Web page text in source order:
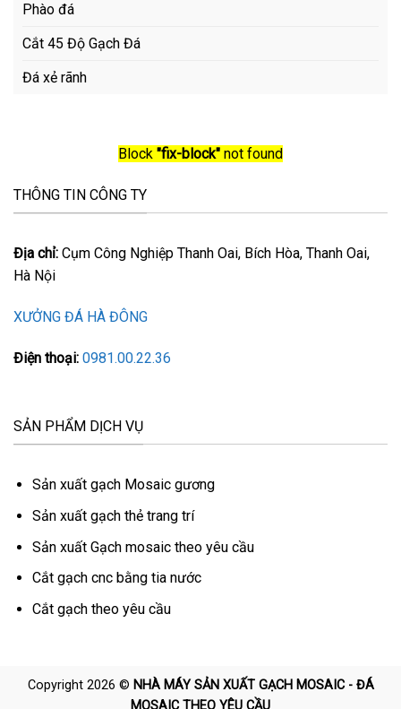
Phào đá
Cắt 45 Độ Gạch Đá
Đá xẻ rãnh
Block "fix-block" not found
THÔNG TIN CÔNG TY
Địa chỉ: Cụm Công Nghiệp Thanh Oai, Bích Hòa, Thanh Oai,
Hà Nội
XƯỞNG ĐÁ HÀ ĐÔNG
Điện thoại: 0981.00.22.36
SẢN PHẨM DỊCH VỤ
Sản xuất gạch Mosaic gương
Sản xuất gạch thẻ trang trí
Sản xuất Gạch mosaic theo yêu cầu
Cắt gạch cnc bằng tia nước
Cắt gạch theo yêu cầu
Copyright 2026 © NHÀ MÁY SẢN XUẤT GẠCH MOSAIC - ĐÁ
MOSAIC THEO YÊU CẦU